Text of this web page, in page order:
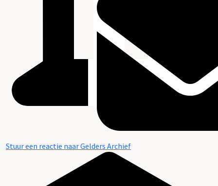
Stuur een reactie naar Gelders Archief